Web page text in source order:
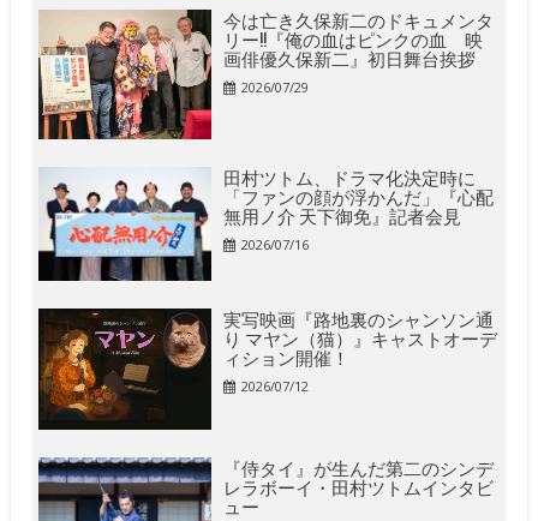
今は亡き久保新二のドキュメンタ
リー!!『俺の血はピンクの血 映
画俳優久保新二』初日舞台挨拶
2026/07/29
田村ツトム、ドラマ化決定時に
「ファンの顔が浮かんだ」『心配
無用ノ介 天下御免』記者会見
2026/07/16
実写映画『路地裏のシャンソン通
り マヤン（猫）』キャストオーデ
ィション開催！
2026/07/12
『侍タイ』が生んだ第二のシンデ
レラボーイ・田村ツトムインタビ
ュー